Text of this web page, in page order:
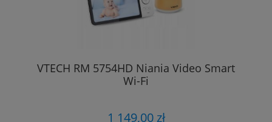
VTECH RM 5754HD Niania Video Smart
Wi-Fi
1 149,00 zł